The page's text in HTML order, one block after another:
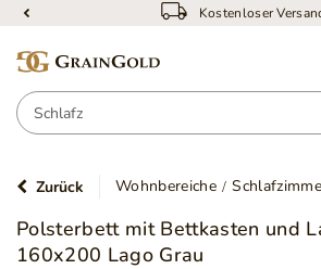
Kostenloser
Zurück Wohnbereiche
Polsterbett mit Bettkasten und
160x200 Lago Grau